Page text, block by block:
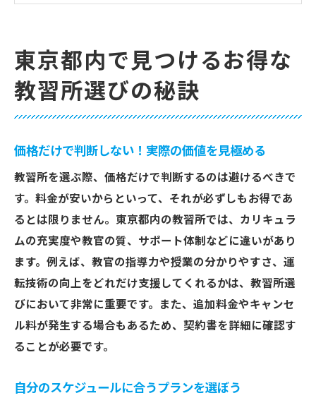
お得なキャンペーン情報を逃さない
アクセス便利！東京都内の教習所を選ぶポイン
ト
無料送迎バスの有無をチェック
通学時間をシミュレーションする
アクセスの良さは継続の鍵
出勤や通学路を考慮した選び方
教習所のカリキュラム内容で選ぶ東京都の教習
所
多様なシミュレーターがあるか
学科教習の充実度を確認
オンライン教材の有無をチェック
東京都内で見つけるお得な
教習所選びの秘訣
価格だけで判断しない！実際の価値を見極める
教習所を選ぶ際、価格だけで判断するのは避けるべきで
す。料金が安いからといって、それが必ずしもお得であ
るとは限りません。東京都内の教習所では、カリキュラ
ムの充実度や教官の質、サポート体制などに違いがあり
ます。例えば、教官の指導力や授業の分かりやすさ、運
転技術の向上をどれだけ支援してくれるかは、教習所選
びにおいて非常に重要です。また、追加料金やキャンセ
ル料が発生する場合もあるため、契約書を詳細に確認す
ることが必要です。
自分のスケジュールに合うプランを選ぼう